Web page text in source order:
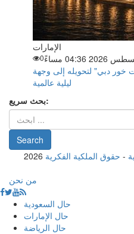
الإمارات
0
خور دبي" لتحويله إلى وجهة
ليلية عالمية
بحث سريع:
2026 -
من نحن
حال السعودية
حال الإمارات
حال الرياضة